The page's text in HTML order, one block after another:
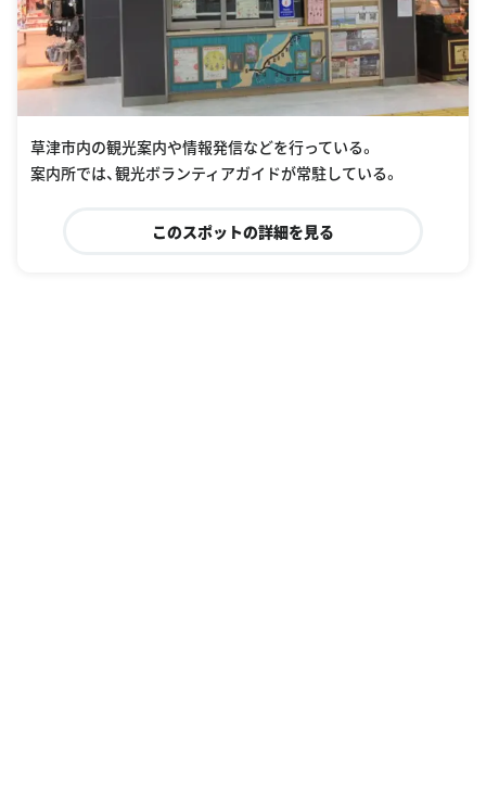
草津市内の観光案内や情報発信などを行っている。
案内所では、観光ボランティアガイドが常駐している。
このスポットの詳細を見る